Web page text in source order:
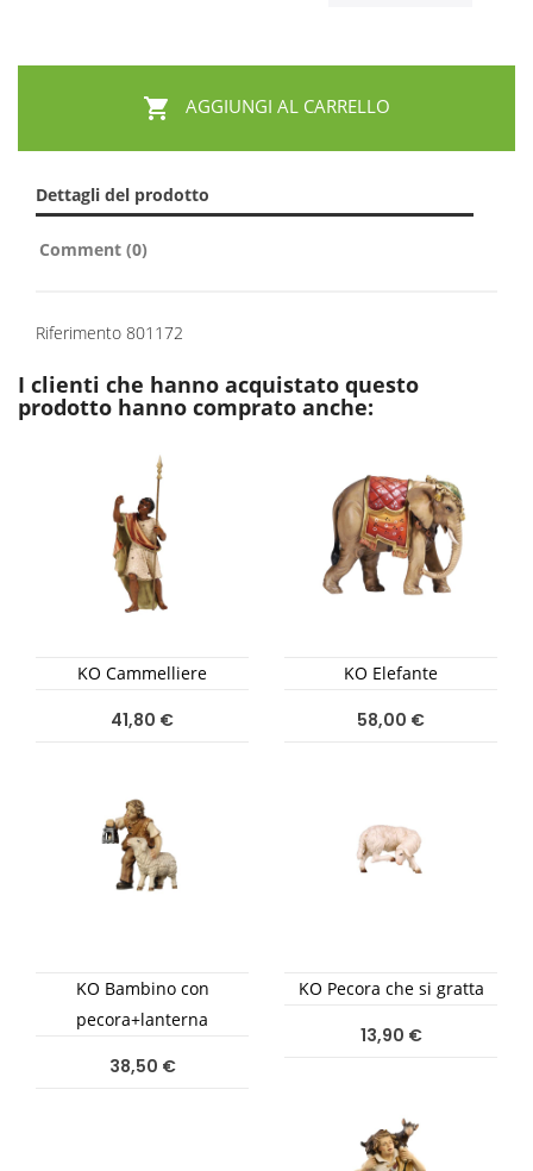
 AGGIUNGI AL CARRELLO
Dettagli del prodotto
Comment (0)
Riferimento 801172
I clienti che hanno acquistato questo
prodotto hanno comprato anche:
KO Cammelliere
41,80 €
KO Elefante
58,00 €
KO Bambino con
pecora+lanterna
38,50 €
KO Pecora che si gratta
13,90 €